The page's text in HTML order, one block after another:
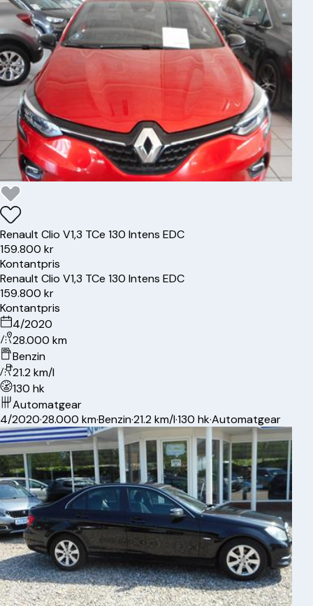
Renault Clio V1,3 TCe 130 Intens EDC
159.800 kr
Kontantpris
Renault Clio V1,3 TCe 130 Intens EDC
159.800 kr
Kontantpris
4/2020
28.000 km
Benzin
21.2 km/l
130 hk
Automatgear
4/2020·28.000 km·Benzin·21.2 km/l·130 hk·Automatgear